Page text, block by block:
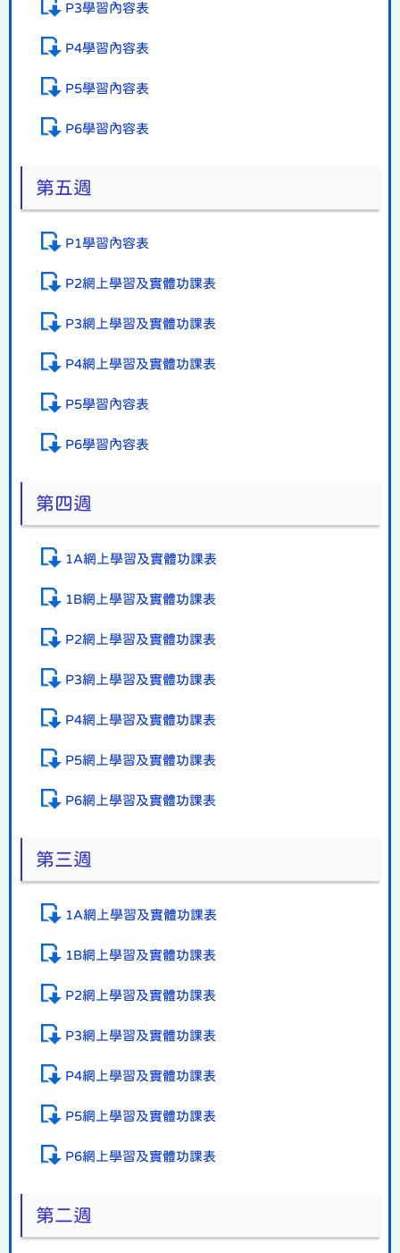
P3學習內容表
P4學習內容表
P5學習內容表
P6學習內容表
第五週
P1學習內容表
P2網上學習及實體功課表
P3網上學習及實體功課表
P4網上學習及實體功課表
P5學習內容表
P6學習內容表
第四週
1A網上學習及實體功課表
1B網上學習及實體功課表
P2網上學習及實體功課表
P3網上學習及實體功課表
P4網上學習及實體功課表
P5網上學習及實體功課表
P6網上學習及實體功課表
第三週
1A網上學習及實體功課表
1B網上學習及實體功課表
P2網上學習及實體功課表
P3網上學習及實體功課表
P4網上學習及實體功課表
P5網上學習及實體功課表
P6網上學習及實體功課表
第二週